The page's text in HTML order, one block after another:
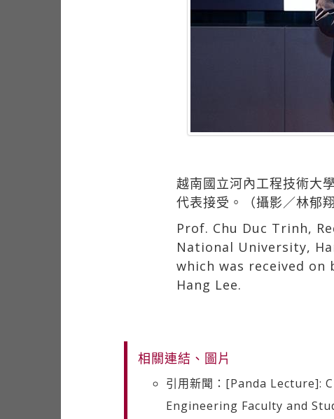
越南國立河內工程技術大
代表接受。（攝影／林郁翔
Prof. Chu Duc Trinh,
National University,
which was received
Hang Lee.
相關連結、圖片
引用新聞：[Panda Lecture]:
Engineering Faculty and